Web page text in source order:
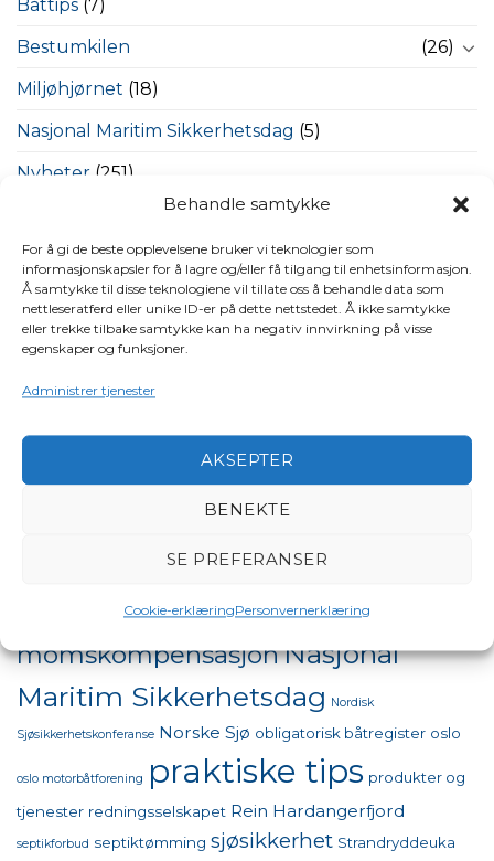
Behandle samtykke
For å gi de beste opplevelsene bruker vi teknologier som
informasjonskapsler for å lagre og/eller få tilgang til enhetsinformasjon.
Å samtykke til disse teknologiene vil tillate oss å behandle data som
nettleseratferd eller unike ID-er på dette nettstedet. Å ikke samtykke
eller trekke tilbake samtykke kan ha negativ innvirkning på visse
egenskaper og funksjoner.
Administrer tjenester
AKSEPTER
BENEKTE
SE PREFERANSER
Cookie-erklæringPersonvernerklæring
Båttips (7)
Bestumkilen
(26)
Miljøhjørnet (18)
Nasjonal Maritim Sikkerhetsdag (5)
Nyheter (251)
(154)
Sjøsikkerhet – våre viktige saker(5)
Ukategorisert(32)
Video(41)
STIKKORD
bestumkilen
båtpolitikk
flytekonferansen forsikring Frivillige organisasjoner
kvinner til sjøs miljø miljøprisen
momskompensasjonNasjonal
Maritim Sikkerhetsdag Nordisk
Sjøsikkerhetskonferanse Norske Sjø obligatorisk båtregister oslo
oslo motorbåtforening praktiske tips produkter og
tjenester redningsselskapet Rein Hardangerfjord
septikforbud septiktømming sjøsikkerhet Strandryddeuka